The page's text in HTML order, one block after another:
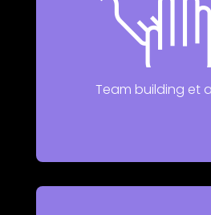
Team building et
Parce qu’on travaille
connaît